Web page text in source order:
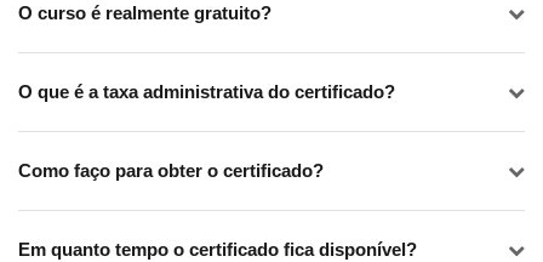
O curso é realmente gratuito?
O que é a taxa administrativa do certificado?
Como faço para obter o certificado?
Em quanto tempo o certificado fica disponível?